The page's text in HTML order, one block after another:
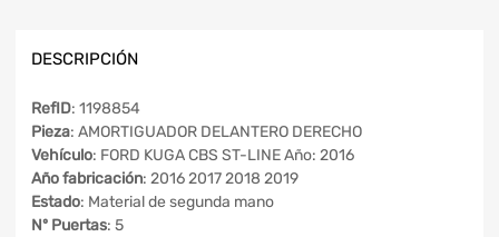
DESCRIPCIÓN
RefID: 1198854
Pieza: AMORTIGUADOR DELANTERO DERECHO
Vehículo: FORD KUGA CBS ST-LINE Año: 2016
Año fabricación: 2016 2017 2018 2019
Estado: Material de segunda mano
Nº Puertas: 5